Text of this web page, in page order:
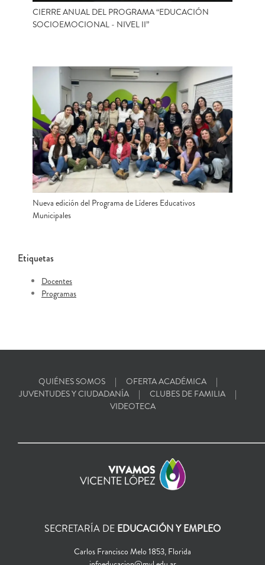
CIERRE ANUAL DEL PROGRAMA “EDUCACIÓN
SOCIOEMOCIONAL - NIVEL II”
Nueva edición del Programa de Líderes Educativos
Municipales
Etiquetas
Docentes
Programas
QUIÉNES SOMOS
OFERTA ACADÉMICA
JUVENTUDES Y CIUDADANÍA
CLUBES DE FAMILIA
VIDEOTECA
SECRETARÍA DE EDUCACIÓN Y EMPLEO
Carlos Francisco Melo 1853, Florida